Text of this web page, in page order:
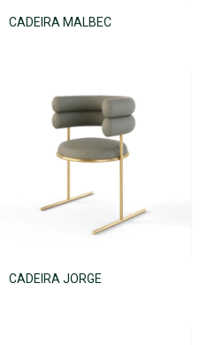
CADEIRA MALBEC
CADEIRA JORGE